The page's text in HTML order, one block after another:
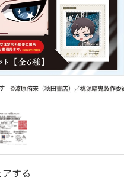
する